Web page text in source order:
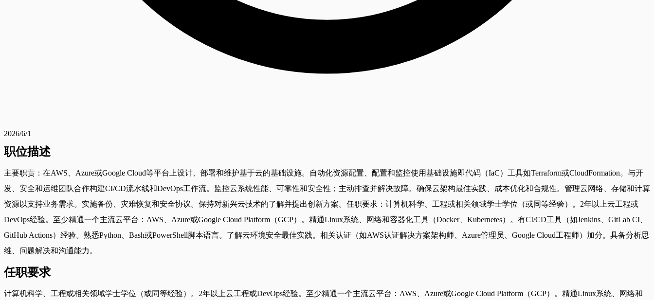
2026/6/1
职位描述
主要职责：在AWS、Azure或Google Cloud等平台上设计、部署和维护基于云的基础设施。自动化资源配置、配置和监控使用基础设施即代码（IaC）工具如Terraform或CloudFormation。与开
发、安全和运维团队合作构建CI/CD流水线和DevOps工作流。监控云系统性能、可靠性和安全性；主动排查并解决故障。确保云架构最佳实践、成本优化和合规性。管理云网络、存储和计算
资源以支持业务需求。实施备份、灾难恢复和安全协议。保持对新兴云技术的了解并提出创新方案。任职要求：计算机科学、工程或相关领域学士学位（或同等经验）。2年以上云工程或
DevOps经验。至少精通一个主流云平台：AWS、Azure或Google Cloud Platform（GCP）。精通Linux系统、网络和容器化工具（Docker、Kubernetes）。有CI/CD工具（如Jenkins、GitLab CI、
GitHub Actions）经验。熟悉Python、Bash或PowerShell脚本语言。了解云环境安全最佳实践。相关认证（如AWS认证解决方案架构师、Azure管理员、Google Cloud工程师）加分。具备分析思
维、问题解决和沟通能力。
任职要求
计算机科学、工程或相关领域学士学位（或同等经验）。2年以上云工程或DevOps经验。至少精通一个主流云平台：AWS、Azure或Google Cloud Platform（GCP）。精通Linux系统、网络和